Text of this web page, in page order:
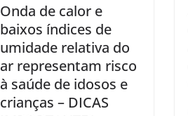
Onda de calor e
baixos índices de
umidade relativa do
ar representam risco
à saúde de idosos e
crianças – DICAS